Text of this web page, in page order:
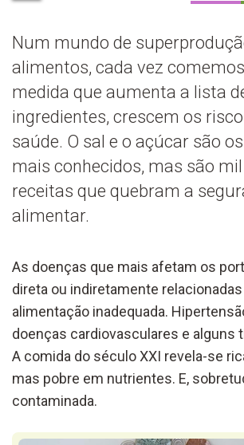
Num mundo de
alimentos, cada vez
medida que aumenta a lista
ingredientes, crescem os
saúde. O sal e o açúcar são
mais conhecidos, mas são
receitas que quebram a
alimentar.
As doenças que mais afetam os
direta ou indiretamente
alimentação inadequada.
doenças cardiovasculares e alguns
A comida do século XXI revela-se
mas pobre em nutrientes. E,
contaminada.